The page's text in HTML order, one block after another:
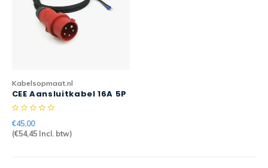
Kabelsopmaat.nl
CEE Aansluitkabel 16A 5P
10mtr 5G2,5mm2 H07RN-
€45,00
(€54,45Incl. btw)